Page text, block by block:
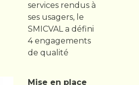
services rendus à
ses usagers, le
SMICVAL a défini
4 engagements
de qualité
Mise en place